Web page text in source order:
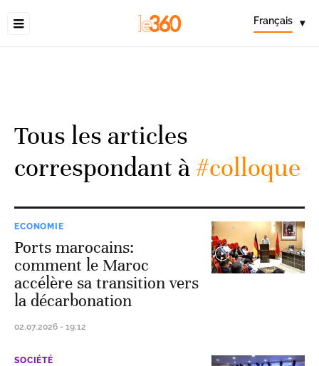
Français ▾
Tous les articles
correspondant à#colloque
ECONOMIE
Ports marocains:
comment le Maroc
accélère sa transition vers
la décarbonation
02.07.2026 - 19:12
SOCIÉTÉ